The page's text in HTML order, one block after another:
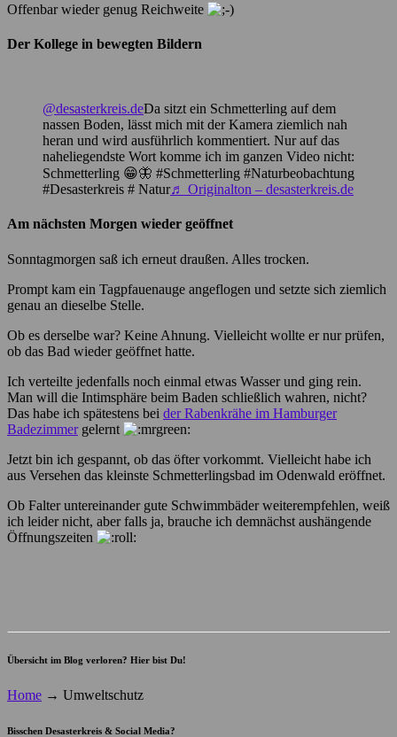
Offenbar wieder genug Reichweite
Der Kollege in bewegten Bildern
@desasterkreis.deDa sitzt ein Schmetterling auf dem
nassen Boden, lässt mich mit der Kamera ziemlich nah
heran und wird ausführlich kommentiert. Nur auf das
naheliegendste Wort komme ich im ganzen Video nicht:
Schmetterling 😁🦋 #Schmetterling #Naturbeobachtung
#Desasterkreis # Natur♬ Originalton – desasterkreis.de
Am nächsten Morgen wieder geöffnet
Sonntagmorgen saß ich erneut draußen. Alles trocken.
Prompt kam ein Tagpfauenauge angeflogen und setzte sich ziemlich
genau an dieselbe Stelle.
Ob es derselbe war? Keine Ahnung. Vielleicht wollte er nur prüfen,
ob das Bad wieder geöffnet hatte.
Ich verteilte jedenfalls noch einmal etwas Wasser und ging rein.
Man will die Intimsphäre beim Baden schließlich wahren, nicht?
Das habe ich spätestens bei der Rabenkrähe im Hamburger
Badezimmergelernt
Jetzt bin ich gespannt, ob das öfter vorkommt. Vielleicht habe ich
aus Versehen das kleinste Schmetterlingsbad im Odenwald eröffnet.
Ob Falter untereinander gute Schwimmbäder weiterempfehlen, weiß
ich leider nicht, aber falls ja, brauche ich demnächst aushängende
Öffnungszeiten
Übersicht im Blog verloren? Hier bist Du!
Home → Umweltschutz
Bisschen Desasterkreis & Social Media?